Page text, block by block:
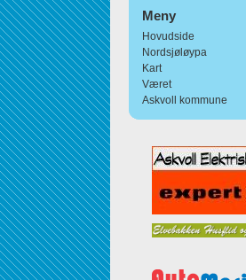
Meny
Hovudside
Nordsjøløypa
Kart
Været
Askvoll kommune